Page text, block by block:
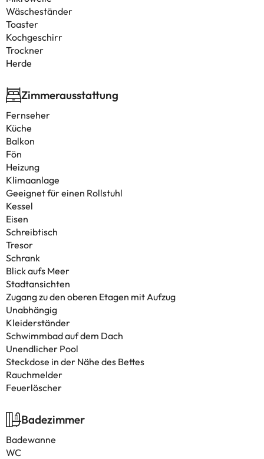
Wäscheständer
Toaster
Kochgeschirr
Trockner
Herde
Zimmerausstattung
Fernseher
Küche
Balkon
Fön
Heizung
Klimaanlage
Geeignet für einen Rollstuhl
Kessel
Eisen
Schreibtisch
Tresor
Schrank
Blick aufs Meer
Stadtansichten
Zugang zu den oberen Etagen mit Aufzug
Unabhängig
Kleiderständer
Schwimmbad auf dem Dach
Unendlicher Pool
Steckdose in der Nähe des Bettes
Rauchmelder
Feuerlöscher
Badezimmer
Badewanne
WC